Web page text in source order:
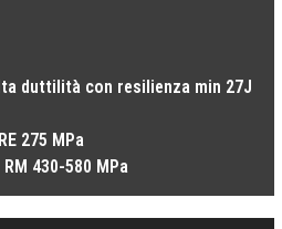
duttilità con resilienza min 27J
275 MPa
RM 430-580 MPa